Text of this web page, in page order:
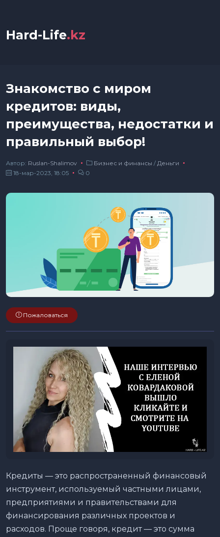
Hard-Life.kz
Знакомство с миром
кредитов: виды,
преимущества, недостатки и
правильный выбор!
Автор: Ruslan-Shalimov Бизнес и финансы / Деньги
18-мар-2023, 18:05
0
Пожаловаться
Кредиты — это распространенный финансовый
инструмент, используемый частными лицами,
предприятиями и правительствами для
финансирования различных проектов и
расходов. Проще говоря, кредит — это сумма